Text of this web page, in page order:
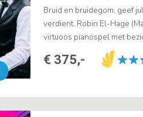
Bruid en bruidegom, geef
verdient. Robin El-Hage
virtuoos pianospel met
raakt. Honderden stellen
€ 375,-